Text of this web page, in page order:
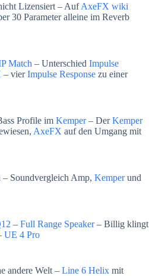
Lizensiert – AufAxeFX wiki
30 Parameter alleine im Reverb
Match – Unterschied Impulse
– vierImpulse Response zu einer
Profile im Kemper– DerKemper
AxeFX auf den Umgang mit
– Soundvergleich Amp, Kemperund
– Full Range Speaker– Billig klingt
UE 4 Pro
andere Welt – Line 6 Helix mit